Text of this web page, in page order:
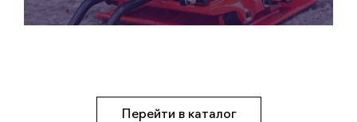
Перейти в каталог